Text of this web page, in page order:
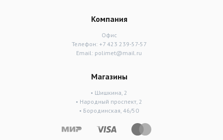
Компания
Офис
Телефон: +7 423 239-57-57
Email: polimet@mail.ru
Магазины
• Шишкина, 2
• Народный проспект, 2
• Бородинская, 46/50